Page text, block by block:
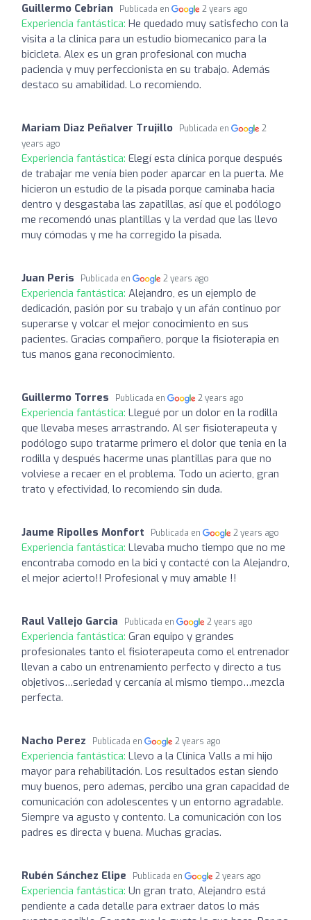
Guillermo Cebrian Publicada en 2 years ago
Experiencia fantástica: He quedado muy satisfecho con la
visita a la clinica para un estudio biomecanico para la
bicicleta. Alex es un gran profesional con mucha
paciencia y muy perfeccionista en su trabajo. Además
destaco su amabilidad. Lo recomiendo.
Mariam Diaz Peñalver Trujillo Publicada en
2
years ago
Experiencia fantástica: Elegí esta clínica porque después
de trabajar me venía bien poder aparcar en la puerta. Me
hicieron un estudio de la pisada porque caminaba hacia
dentro y desgastaba las zapatillas, así que el podólogo
me recomendó unas plantillas y la verdad que las llevo
muy cómodas y me ha corregido la pisada.
Juan Peris Publicada en 2 years ago
Experiencia fantástica: Alejandro, es un ejemplo de
dedicación, pasión por su trabajo y un afán continuo por
superarse y volcar el mejor conocimiento en sus
pacientes. Gracias compañero, porque la fisioterapia en
tus manos gana reconocimiento.
Guillermo Torres Publicada en 2 years ago
Experiencia fantástica: Llegué por un dolor en la rodilla
que llevaba meses arrastrando. Al ser fisioterapeuta y
podólogo supo tratarme primero el dolor que tenia en la
rodilla y después hacerme unas plantillas para que no
volviese a recaer en el problema. Todo un acierto, gran
trato y efectividad, lo recomiendo sin duda.
Jaume Ripolles Monfort Publicada en 2 years ago
Experiencia fantástica: Llevaba mucho tiempo que no me
encontraba comodo en la bici y contacté con la Alejandro,
el mejor acierto!! Profesional y muy amable !!
Raul Vallejo Garcia Publicada en 2 years ago
Experiencia fantástica: Gran equipo y grandes
profesionales tanto el fisioterapeuta como el entrenador
llevan a cabo un entrenamiento perfecto y directo a tus
objetivos…seriedad y cercanía al mismo tiempo…mezcla
perfecta.
Nacho Perez Publicada en 2 years ago
Experiencia fantástica: Llevo a la Clínica Valls a mi hijo
mayor para rehabilitación. Los resultados estan siendo
muy buenos, pero ademas, percibo una gran capacidad de
comunicación con adolescentes y un entorno agradable.
Siempre va agusto y contento. La comunicación con los
padres es directa y buena. Muchas gracias.
Rubén Sánchez Elipe Publicada en 2 years ago
Experiencia fantástica: Un gran trato, Alejandro está
pendiente a cada detalle para extraer datos lo más